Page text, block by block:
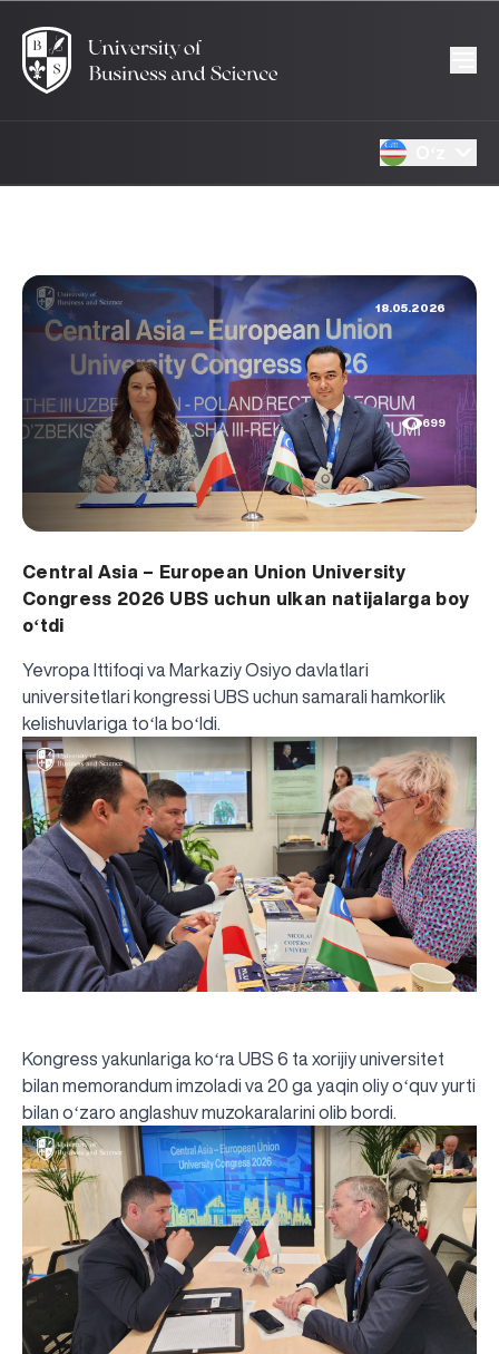
18.05.2026
699
Central Asia – European Union University
Congress 2026 UBS uchun ulkan natijalarga boy
oʻtdi
Yevropa Ittifoqi va Markaziy Osiyo davlatlari
universitetlari kongressi UBS uchun samarali hamkorlik
kelishuvlariga toʻla boʻldi.
Kongress yakunlariga koʻra UBS 6 ta xorijiy universitet
bilan memorandum imzoladi va 20 ga yaqin oliy oʻquv yurti
bilan oʻzaro anglashuv muzokaralarini olib bordi.